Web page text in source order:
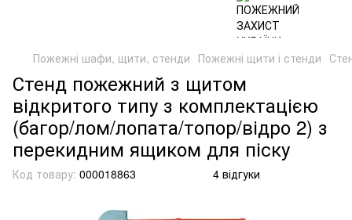
Пожежні шафи, щити, стенди Пожежні щити і стенди
Стенд пожежний з щитом
відкритого типу з комплектацією
(багор/лом/лопата/топор/відро 2) з
перекидним ящиком для піску
Код товару: 000018863 4 відгуки